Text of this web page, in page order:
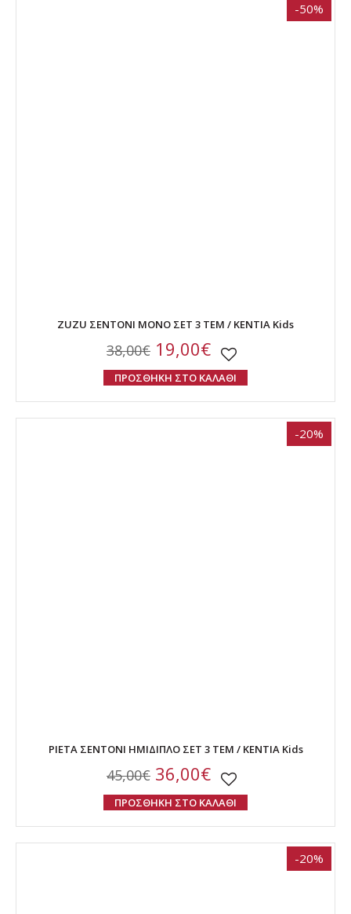
-50%
ZUZU ΣΕΝΤΟΝΙ ΜΟΝΟ ΣΕΤ 3 ΤΕΜ / ΚΕΝΤΙΑ Kids
38,00€ 19,00€
ΠΡΟΣΘΗΚΗ ΣΤΟ ΚΑΛΑΘΙ
-20%
PIETA ΣΕΝΤΟΝΙ ΗΜΙΔΙΠΛΟ ΣΕΤ 3 ΤΕΜ / KENTIA Kids
45,00€ 36,00€
ΠΡΟΣΘΗΚΗ ΣΤΟ ΚΑΛΑΘΙ
-20%